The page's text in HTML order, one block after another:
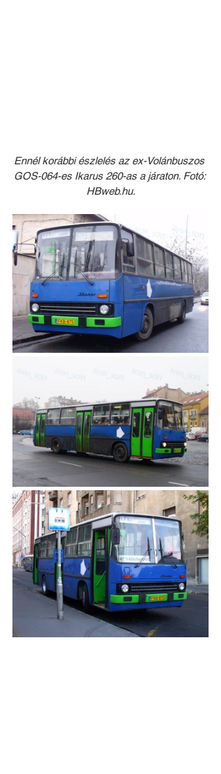
Ennél korábbi észlelés az ex-Volánbuszos
GOS-064-es Ikarus 260-as a járaton. Fotó:
HBweb.hu.